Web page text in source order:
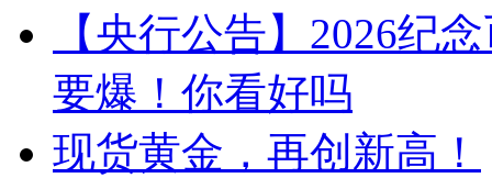
【央行公告】2026纪
要爆！你看好吗
现货黄金，再创新高！